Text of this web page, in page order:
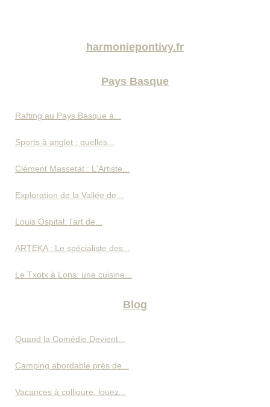
harmoniepontivy.fr
Pays Basque
Rafting au Pays Basque à...
Sports à anglet : quelles...
Clément Massetat : L'Artiste...
Exploration de la Vallée de...
Louis Ospital: l'art de...
ARTEKA : Le spécialiste des...
Le Txotx à Lons: une cuisine...
Blog
Quand la Comédie Devient...
Camping abordable près de...
Vacances à collioure: louez...